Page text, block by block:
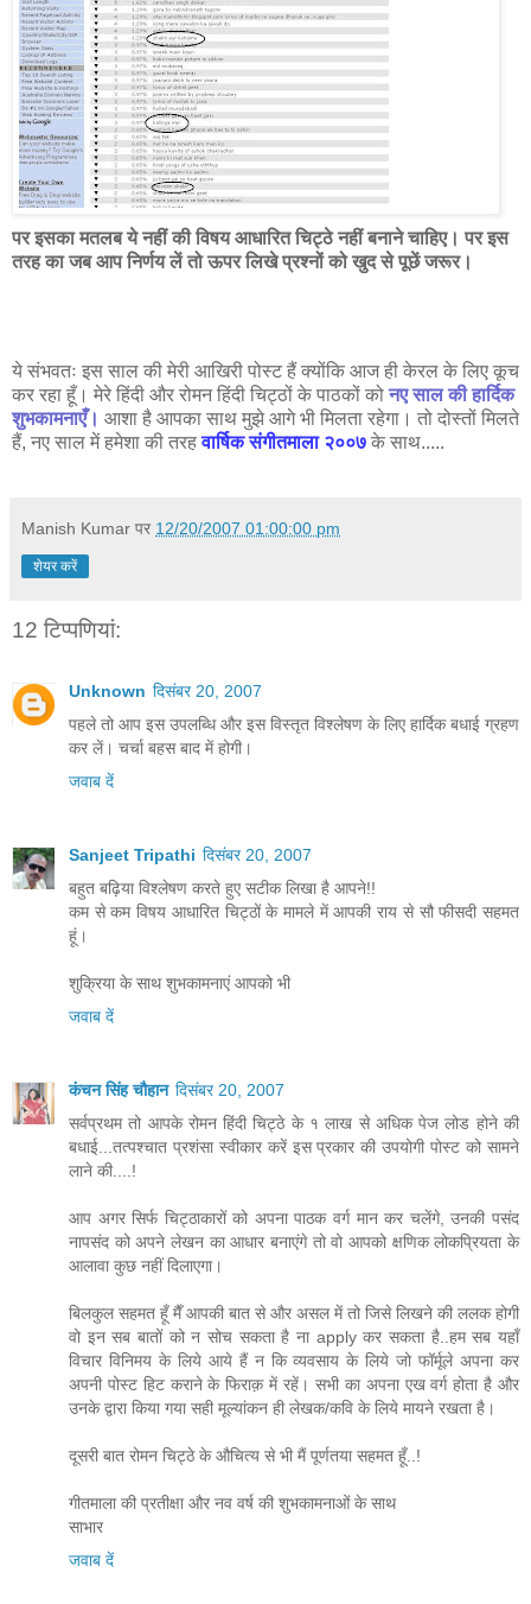
पर इसका मतलब ये नहीं की विषय आधारित चिट्ठे नहीं बनाने चाहिए। पर इस
तरह का जब आप निर्णय लें तो ऊपर लिखे प्रश्नों को खुद से पूछें जरूर।
ये संभवतः इस साल की मेरी आखिरी पोस्ट हैं क्योंकि आज ही केरल के लिए कूच
कर रहा हूँ। मेरे हिंदी और रोमन हिंदी चिट्ठों के पाठकों कोनए साल की हार्दिक
शुभकामनाएँ। आशा है आपका साथ मुझे आगे भी मिलता रहेगा। तो दोस्तों मिलते
हैं, नए साल में हमेशा की तरहवार्षिक संगीतमाला २००७ के साथ.....
Manish Kumar पर 12/20/2007 01:00:00 pm
शेयर करें
12 टिप्‍पणियां:
Unknown दिसंबर 20, 2007
पहले तो आप इस उपलब्धि और इस विस्तृत विश्लेषण के लिए हार्दिक बधाई ग्रहण
कर लें। चर्चा बहस बाद में होगी।
जवाब दें
Sanjeet Tripathi दिसंबर 20, 2007
बहुत बढ़िया विश्लेषण करते हुए सटीक लिखा है आपने!!
कम से कम विषय आधारित चिट्ठों के मामले में आपकी राय से सौ फीसदी सहमत
हूं।
शुक्रिया के साथ शुभकामनाएं आपको भी
जवाब दें
कंचन सिंह चौहान दिसंबर 20, 2007
सर्वप्रथम तो आपके रोमन हिंदी चिट्ठे के १ लाख से अधिक पेज लोड होने की
बधाई...तत्पश्चात प्रशंसा स्वीकार करें इस प्रकार की उपयोगी पोस्ट को सामने
लाने की....!
आप अगर सिर्फ चिट्ठाकारों को अपना पाठक वर्ग मान कर चलेंगे, उनकी पसंद
नापसंद को अपने लेखन का आधार बनाएंगे तो वो आपको क्षणिक लोकप्रियता के
आलावा कुछ नहीं दिलाएगा।
बिलकुल सहमत हूँ मैँ आपकी बात से और असल में तो जिसे लिखने की ललक होगी
वो इन सब बातों को न सोच सकता है ना apply कर सकता है..हम सब यहाँ
विचार विनिमय के लिये आये हैं न कि व्यवसाय के लिये जो फॉर्मूले अपना कर
अपनी पोस्ट हिट कराने के फिराक़ में रहें। सभी का अपना एख वर्ग होता है और
उनके द्वारा किया गया सही मूल्यांकन ही लेखक/कवि के लिये मायने रखता है।
दूसरी बात रोमन चिट्ठे के औचित्य से भी मैं पूर्णतया सहमत हूँ..!
गीतमाला की प्रतीक्षा और नव वर्ष की शुभकामनाओं के साथ
साभार
जवाब दें